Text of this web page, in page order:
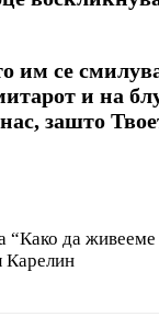
им се
и на
зашто
“Како да
Карелин